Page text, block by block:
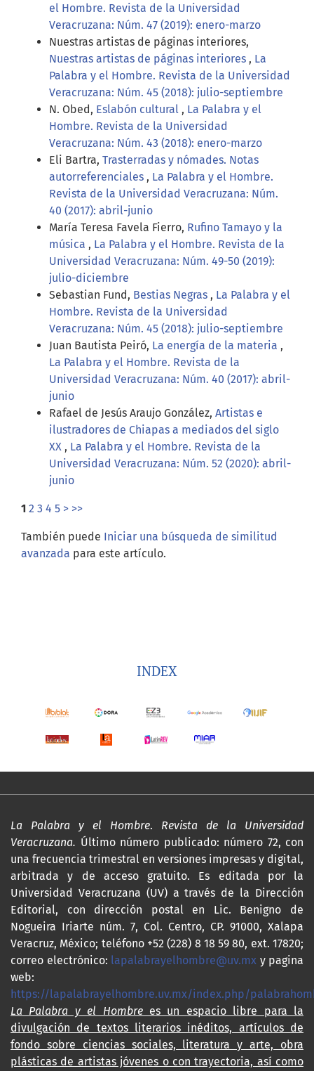
el Hombre. Revista de la Universidad
Veracruzana: Núm. 47 (2019): enero-marzo
Nuestras artistas de páginas interiores,
Nuestras artistas de páginas interiores , La
Palabra y el Hombre. Revista de la Universidad
Veracruzana: Núm. 45 (2018): julio-septiembre
N. Obed, Eslabón cultural , La Palabra y el
Hombre. Revista de la Universidad
Veracruzana: Núm. 43 (2018): enero-marzo
Eli Bartra, Trasterradas y nómades. Notas
autorreferenciales , La Palabra y el Hombre.
Revista de la Universidad Veracruzana: Núm.
40 (2017): abril-junio
María Teresa Favela Fierro, Rufino Tamayo y la
música , La Palabra y el Hombre. Revista de la
Universidad Veracruzana: Núm. 49-50 (2019):
julio-diciembre
Sebastian Fund, Bestias Negras , La Palabra y el
Hombre. Revista de la Universidad
Veracruzana: Núm. 45 (2018): julio-septiembre
Juan Bautista Peiró, La energía de la materia ,
La Palabra y el Hombre. Revista de la
Universidad Veracruzana: Núm. 40 (2017): abril-
junio
Rafael de Jesús Araujo González, Artistas e
ilustradores de Chiapas a mediados del siglo
XX , La Palabra y el Hombre. Revista de la
Universidad Veracruzana: Núm. 52 (2020): abril-
junio
1 2 3 4 5 > >>
También puede Iniciar una búsqueda de similitud
avanzada para este artículo.
INDEX
La Palabra y el Hombre. Revista de la Universidad
Veracruzana. Último número publicado: número 72, con
una frecuencia trimestral en versiones impresas y digital,
arbitrada y de acceso gratuito. Es editada por la
Universidad Veracruzana (UV) a través de la Dirección
Editorial, con dirección postal en Lic. Benigno de
Nogueira Iriarte núm. 7, Col. Centro, CP. 91000, Xalapa
Veracruz, México; teléfono +52 (228) 8 18 59 80, ext. 17820;
correo electrónico: lapalabrayelhombre@uv.mx y pagina
web:
https://lapalabrayelhombre.uv.mx/index.php/
La Palabra y el Hombre es un espacio libre para la
divulgación de textos literarios inéditos, artículos de
fondo sobre ciencias sociales, literatura y arte, obra
plásticas de artistas jóvenes o con trayectoria, así como